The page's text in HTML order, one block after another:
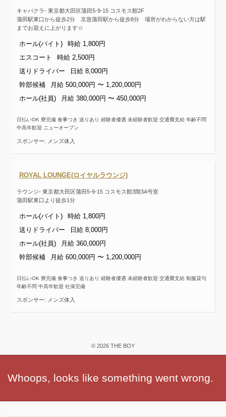
キャバクラ- 東京都大田区蒲田5-9-15 コスモス館2F
蒲田駅東口から徒歩2分 京急蒲田駅から徒歩8分 場所がわからない方は駅
までお迎えに上がります☆
ホール(バイト)
時給 1,800円
エスコート
時給 2,500円
送りドライバー
日給 8,000円
幹部候補
月給 500,000円 〜 1,200,000円
ホール(社員)
月給 380,000円 〜 450,000円
日払いOK 寮完備 食事つき 送りあり 経験者優遇 未経験者歓迎 交通費支給 年齢不問
中高年歓迎 ニューオープン
スポンサー: メンズ体入
ROYAL LOUNGE(ロイヤルラウンジ)
ラウンジ- 東京都大田区蒲田5-9-15 コスモス館3階3A号室
蒲田駅東口より徒歩1分
ホール(バイト)
時給 1,800円
送りドライバー
日給 8,000円
ホール(社員)
月給 360,000円
幹部候補
月給 600,000円 〜 1,200,000円
日払いOK 寮完備 食事つき 送りあり 経験者優遇 未経験者歓迎 交通費支給 制服貸与
年齢不問 中高年歓迎 社保完備
スポンサー: メンズ体入
© 2026 THE BOY
Whoops, looks like something went wrong.